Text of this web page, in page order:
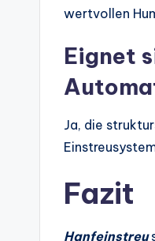
wertvollen
Eignet
Ja, die
Fazit
Hanfeinstreu